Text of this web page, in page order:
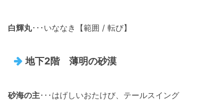
白輝丸･･･いななき【範囲 / 転び】
地下2階 薄明の砂漠
砂海の主･･･はげしいおたけび、テールスイング